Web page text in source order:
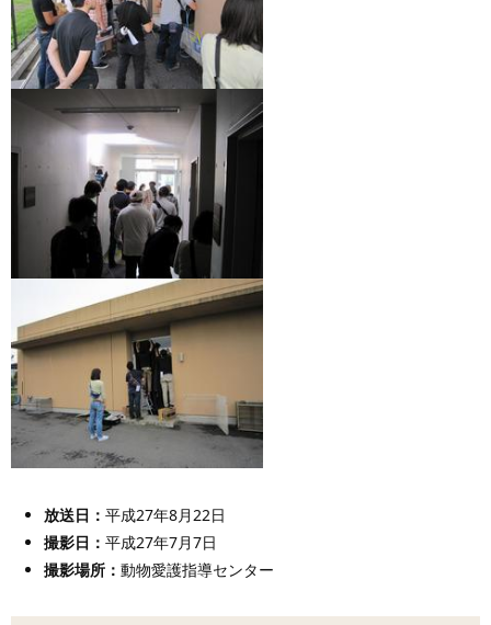
放送日： 平成27年8月22日
撮影日： 平成27年7月7日
撮影場所： 動物愛護指導センター